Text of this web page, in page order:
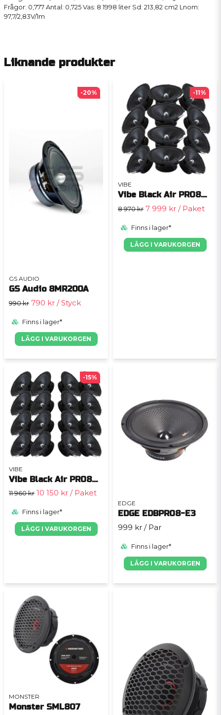
Frågor: 0,777 Antal: 0,725 Vas: 8 1998 liter Sd: 213,82 cm2 Lnom:
97,7/2,83V/1m
Liknande produkter
GS AUDIO
GS Audio 8MR200A
990 kr 790 kr / Styck
Finns i lager*
LÄGG I VARUKORGEN
-20%
VIBE
Vibe Black Air PRO8M 6-pack
8 970 kr 7 999 kr / Paket
Finns i lager*
LÄGG I VARUKORGEN
-11%
VIBE
Vibe Black Air PRO8M 8-pack
11 960 kr 10 150 kr / Paket
Finns i lager*
LÄGG I VARUKORGEN
-15%
EDGE
EDGE EDBPRO8-E3
999 kr / Par
Finns i lager*
LÄGG I VARUKORGEN
MONSTER
Monster SML807